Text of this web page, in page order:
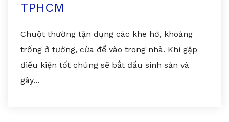
TPHCM
Chuột thường tận dụng các khe hở, khoảng
trống ở tường, cửa để vào trong nhà. Khi gặp
điều kiện tốt chúng sẽ bắt đầu sinh sản và
gây...